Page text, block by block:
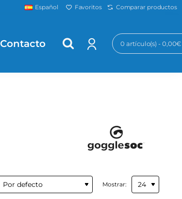
Español Favoritos Comparar productos
Contacto 0 artículo(s) - 0,00€
Mostrar: